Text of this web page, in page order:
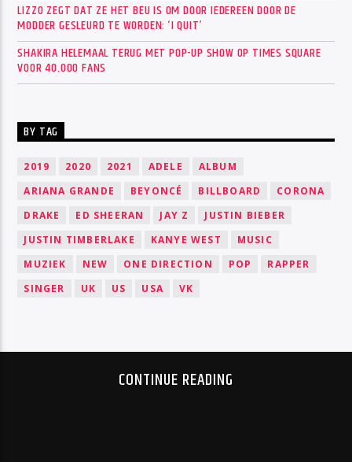
LIZZO ZEGT DAT ZE HET BEU IS OM DOOR IEDEREEN DOOR DE
MODDER GESLEURD TE WORDEN: ‘I QUIT’
SHAKIRA HELEMAAL TERUG MET POP-UP SHOW OP TIMES SQUARE
VOOR 40.000 FANS
BY TAG
2019 2020 2021 ADELE
ALBUM
ARIANA GRANDE
BEYONCÉ BILLBOARD
CORONA
DRAKE
ED SHEERAN JAY Z
JUSTIN BIEBER
JUSTIN TIMBERLAKE
KANYE WEST
MUSIC
MUZIEK
NEW ONE DIRECTION POP
RAPPER
SINGER
UK US USA VK
CONTINUE READING